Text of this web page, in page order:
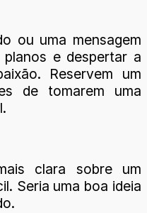
ou uma mensagem
e despertar a
Reservem um
de tomarem uma
clara sobre um
Seria uma boa ideia